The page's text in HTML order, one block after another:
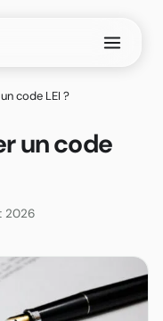
code LEI ?
un code
2026